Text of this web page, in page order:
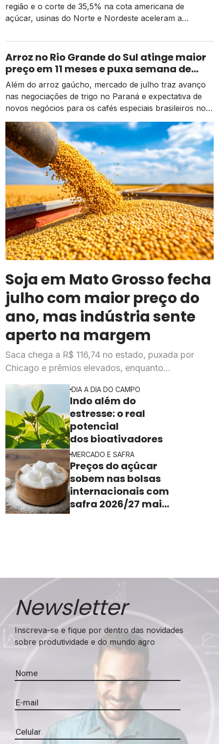
região e o corte de 35,5% na cota americana de
açúcar, usinas do Norte e Nordeste aceleram a
de receita e competitividade.
Arroz no Rio Grande do Sul atinge maior
preço em 11 meses e puxa semana de
valorização no campo
Além do arroz gaúcho, mercado de julho traz avanço
nas negociações de trigo no Paraná e expectativa de
novos negócios para os cafés especiais brasileiros no
exterior
Soja em Mato Grosso fecha
julho com maior preço do
ano, mas indústria sente
aperto na margem
Saca chega a R$ 116,74 no estado, puxada por
Chicago e prêmios elevados, enquanto
rentabilidade
DIA A DIA DO CAMPO
Indo além do
estresse: o real
potencial
dos bioativadores
MERCADO E SAFRA
Preços do açúcar
sobem nas bolsas
internacionais com
safra 2026/27 mais
Newsletter
Inscreva-se e fique por dentro das novidades
sobre produtividade e do mundo agro